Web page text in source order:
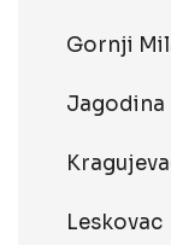
Gornji
Jagodina
Leskovac